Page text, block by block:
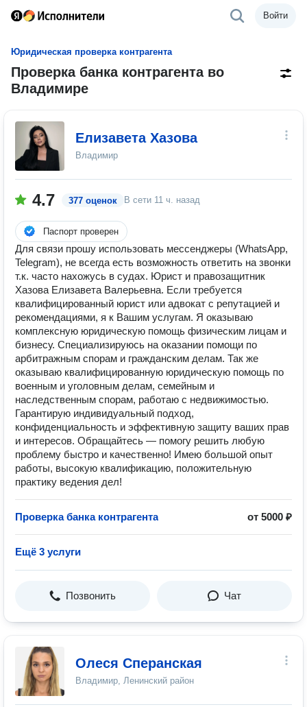
Войти
Юридическая проверка контрагента
Проверка банка контрагента во
Владимире
Елизавета Хазова
Владимир
4.7 377 оценок В сети 11 ч. назад
Паспорт проверен
Для связи прошу использовать мессенджеры (WhatsApp,
Telegram), не всегда есть возможность ответить на звонки
т.к. часто нахожусь в судах. Юрист и правозащитник
Хазова Елизавета Валерьевна. Если требуется
квалифицированный юрист или адвокат с репутацией и
рекомендациями, я к Вашим услугам. Я оказываю
комплексную юридическую помощь физическим лицам и
бизнесу. Специализируюсь на оказании помощи по
арбитражным спорам и гражданским делам. Так же
оказываю квалифицированную юридическую помощь по
военным и уголовным делам, семейным и
наследственным спорам, работаю с недвижимостью.
Гарантирую индивидуальный подход,
конфиденциальность и эффективную защиту ваших прав
и интересов. Обращайтесь — помогу решить любую
проблему быстро и качественно! Имею большой опыт
работы, высокую квалификацию, положительную
практику ведения дел!
Проверка банка контрагента от 5000 ₽
Ещё 3 услуги
Позвонить Чат
Олеся Сперанская
Владимир, Ленинский район